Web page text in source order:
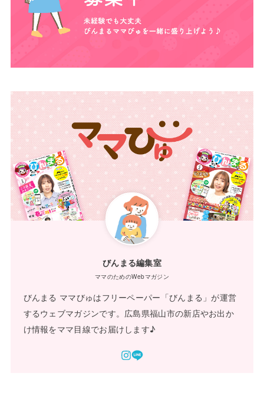
びんまる編集室
ママのためのWebマガジン
びんまる ママびゅはフリーペーパー「びんまる」が運営
するウェブマガジンです。広島県福山市の新店やお出か
け情報をママ目線でお届けします♪